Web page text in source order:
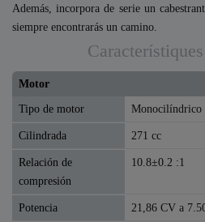
Además, incorpora de serie un
siempre encontrarás un camino.
Motor
Tipo de motor
Monocilíndrico
Cilindrada 271 cc
Relación de
compresión
10.8±0.2 :1
Potencia 21,86 CV a